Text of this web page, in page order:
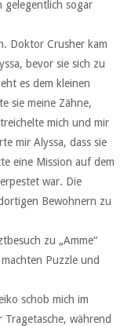
gelegentlich sogar
Doktor Crusher kam
bevor sie sich zu
es dem kleinen
sie meine Zähne,
mich und mir
mir Alyssa, dass sie
eine Mission auf dem
war. Die
Bewohnern zu
zu „Amme“
Puzzle und
schob mich im
während